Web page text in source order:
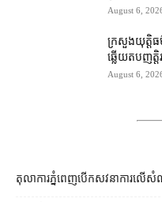
August 6,
ក្រសួងយុត្តិ
ឆ្លើយតប​ញ
August 6,
តុលាការ​ភ្នំពេញ​​បើកសវនាការ​លើ​